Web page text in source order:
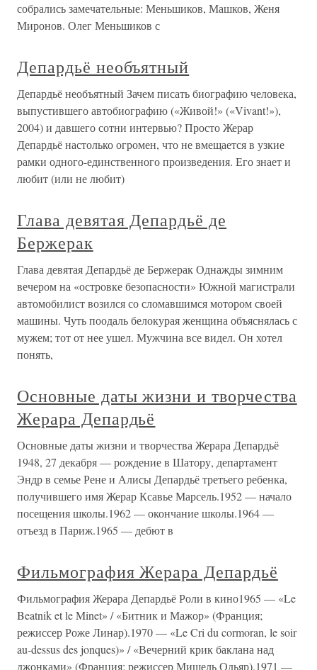
собрались замечательные: Меньшиков, Машков, Женя
Миронов. Олег Меньшиков с
Депардьё необъятный
Депардьё необъятный Зачем писать биографию человека,
выпустившего автобиографию («Живой!» («Vivant!»),
2004) и давшего сотни интервью? Просто Жерар
Депардьё настолько огромен, что не вмещается в узкие
рамки одного-единственного произведения. Его знает и
любит (или не любит)
Глава девятая Депардьё де
Бержерак
Глава девятая Депардьё де Бержерак Однажды зимним
вечером на «островке безопасности» Южной магистрали
автомобилист возился со сломавшимся мотором своей
машины. Чуть поодаль белокурая женщина объяснялась с
мужем; тот от нее ушел. Мужчина все видел. Он хотел
понять,
Основные даты жизни и творчества
Жерара Депардьё
Основные даты жизни и творчества Жерара Депардьё
1948, 27 декабря — рождение в Шатору, департамент
Эндр в семье Рене и Алисы Депардьё третьего ребенка,
получившего имя Жерар Ксавье Марсель.1952 — начало
посещения школы.1962 — окончание школы.1964 —
отъезд в Париж.1965 — дебют в
Фильмография Жерара Депардьё
Фильмография Жерара Депардьё Роли в кино1965 — «Le
Beatnik et le Minet» / «Битник и Мажор» (Франция;
режиссер Роже Линар).1970 — «Le Cri du cormoran, le soir
au-dessus des jonques)» / «Вечерний крик баклана над
джонками» (Франция; режиссер Мишель Одьяр).1971 —